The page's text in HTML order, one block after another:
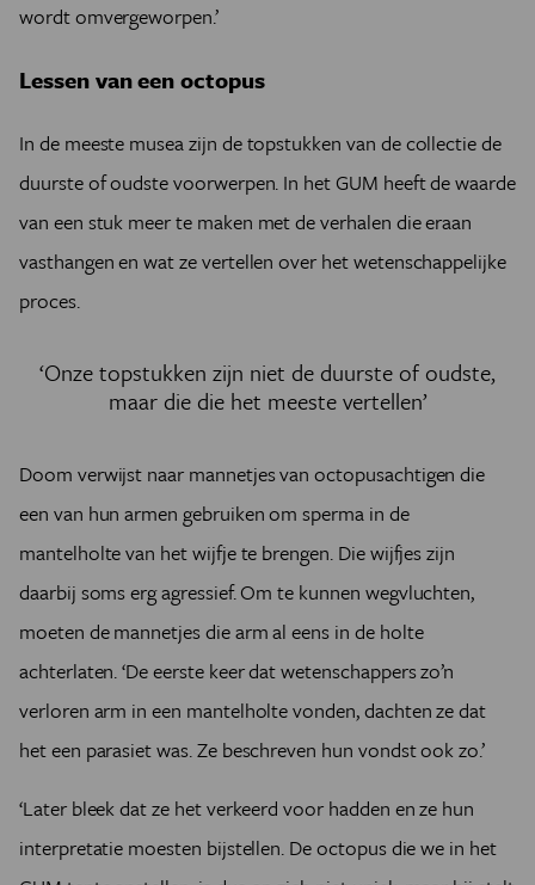
wordt omvergeworpen.’
Lessen van een octopus
In de meeste musea zijn de topstukken van de collectie de
duurste of oudste voorwerpen. In het GUM heeft de waarde
van een stuk meer te maken met de verhalen die eraan
vasthangen en wat ze vertellen over het wetenschappelijke
proces.
‘Onze topstukken zijn niet de duurste of oudste,
maar die die het meeste vertellen’
Doom verwijst naar mannetjes van octopusachtigen die
een van hun armen gebruiken om sperma in de
mantelholte van het wijfje te brengen. Die wijfjes zijn
daarbij soms erg agressief. Om te kunnen wegvluchten,
moeten de mannetjes die arm al eens in de holte
achterlaten. ‘De eerste keer dat wetenschappers zo’n
verloren arm in een mantelholte vonden, dachten ze dat
het een parasiet was. Ze beschreven hun vondst ook zo.’
‘Later bleek dat ze het verkeerd voor hadden en ze hun
interpretatie moesten bijstellen. De octopus die we in het